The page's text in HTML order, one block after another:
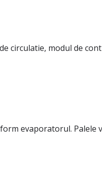
circulatie, modul de
evaporatorul.